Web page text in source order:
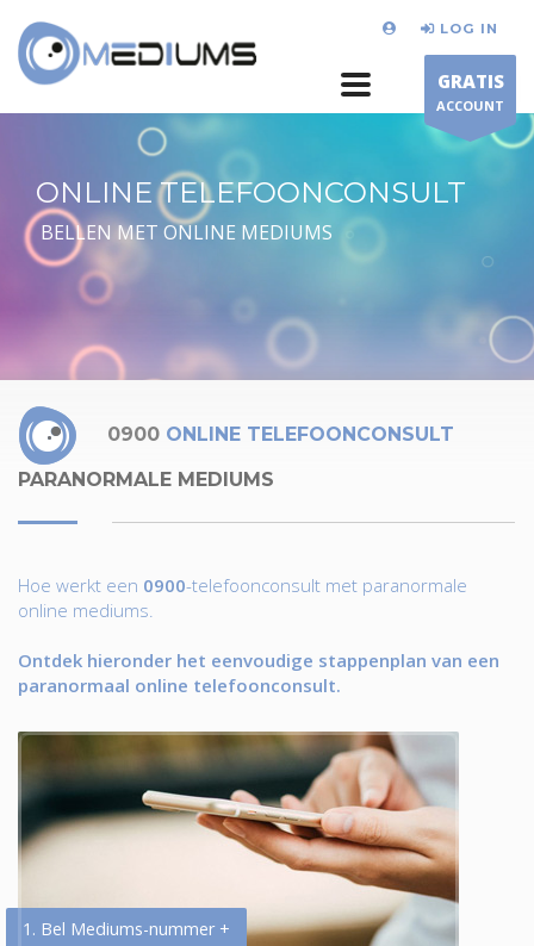
LOG IN
GRATIS
ACCOUNT
ONLINE TELEFOONCONSULT
BELLEN MET ONLINE MEDIUMS
0900 ONLINE TELEFOONCONSULT
PARANORMALE MEDIUMS
Hoe werkt een 0900-telefoonconsult met paranormale
online mediums.
Ontdek hieronder het eenvoudige stappenplan van een
paranormaal online telefoonconsult.
1. Bel Mediums-nummer +